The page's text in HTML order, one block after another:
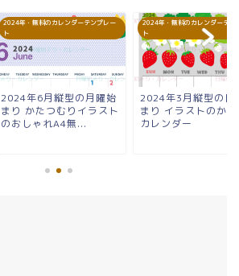
2024年・無料のカレンダーテンプレー
ト
2024年6月縦型の月曜始
まり かたつむりイラスト
のおしゃれA4無...
2024年・無料のカレンダーテン
ト
2024年3月縦型の日
まり イラストのか
カレンダー